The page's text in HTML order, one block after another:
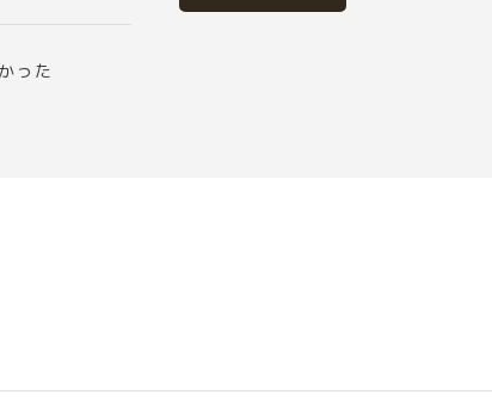
った